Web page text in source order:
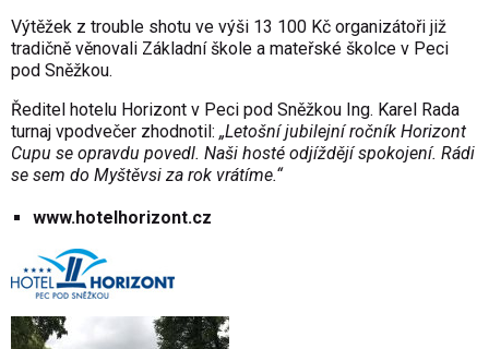
Výtěžek z trouble shotu ve výši 13 100 Kč organizátoři již
tradičně věnovali Základní škole a mateřské školce v Peci
pod Sněžkou.
Ředitel hotelu Horizont v Peci pod Sněžkou Ing. Karel Rada
turnaj vpodvečer zhodnotil: „Letošní jubilejní ročník Horizont
Cupu se opravdu povedl. Naši hosté odjíždějí spokojení. Rádi
se sem do Myštěvsi za rok vrátíme.“
www.hotelhorizont.cz